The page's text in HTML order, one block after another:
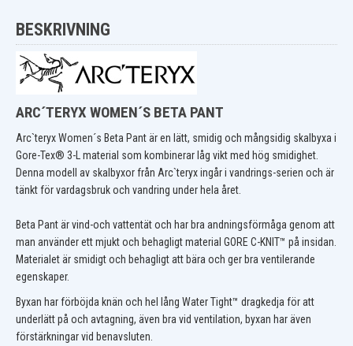
BESKRIVNING
ARC´TERYX WOMEN´S BETA PANT
Arc`teryx Women´s Beta Pant är en lätt, smidig och mångsidig skalbyxa i
Gore-Tex® 3-L material som kombinerar låg vikt med hög smidighet.
Denna modell av skalbyxor från Arc`teryx ingår i vandrings-serien och är
tänkt för vardagsbruk och vandring under hela året.
Beta Pant är vind-och vattentät och har bra andningsförmåga genom att
man använder ett mjukt och behagligt material GORE C-KNIT™ på insidan.
Materialet är smidigt och behagligt att bära och ger bra ventilerande
egenskaper.
Byxan har förböjda knän och hel lång Water Tight™ dragkedja för att
underlätt på och avtagning, även bra vid ventilation, byxan har även
förstärkningar vid benavsluten.